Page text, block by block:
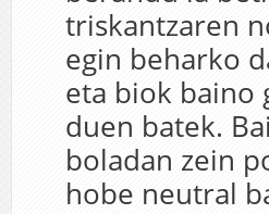
triskantzaren
egin beharko
eta biok baino
duen batek.
boladan zein
hobe neutral